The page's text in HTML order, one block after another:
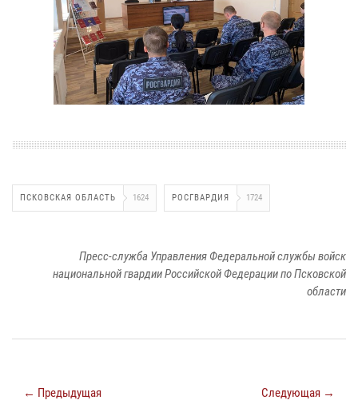
ПСКОВСКАЯ ОБЛАСТЬ 1624 РОСГВАРДИЯ 1724
Пресс-служба Управления Федеральной службы войск
национальной гвардии Российской Федерации по Псковской
области
← Предыдущая Следующая →